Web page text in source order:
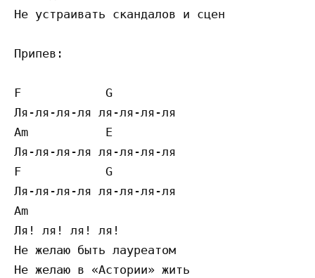
Не устраивать скандалов и сцен
Припев:
F            G
Ля-ля-ля-ля ля-ля-ля-ля
Am           E
Ля-ля-ля-ля ля-ля-ля-ля
F            G
Ля-ля-ля-ля ля-ля-ля-ля
Am
Ля! ля! ля! ля!
Не желаю быть лауреатом
Не желаю в «Астории» жить